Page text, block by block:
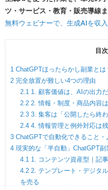
ツ・サービス・教育・販売導線
無料ウェビナーで、生成AIを収
目次
1 ChatGPTほったらかし副業と
2 完全放置が難しい4つの理由
2.11. 顧客価値は、AIの出力
2.22. 情報・制度・商品内容
2.33. 集客は「公開したら終
2.44. 情報管理と例外対応は
3 ChatGPTで自動化できること・
4 現実的な「半自動」ChatGPT副
4.11. コンテンツ資産型｜記
4.22. テンプレート・デジタ
を売る